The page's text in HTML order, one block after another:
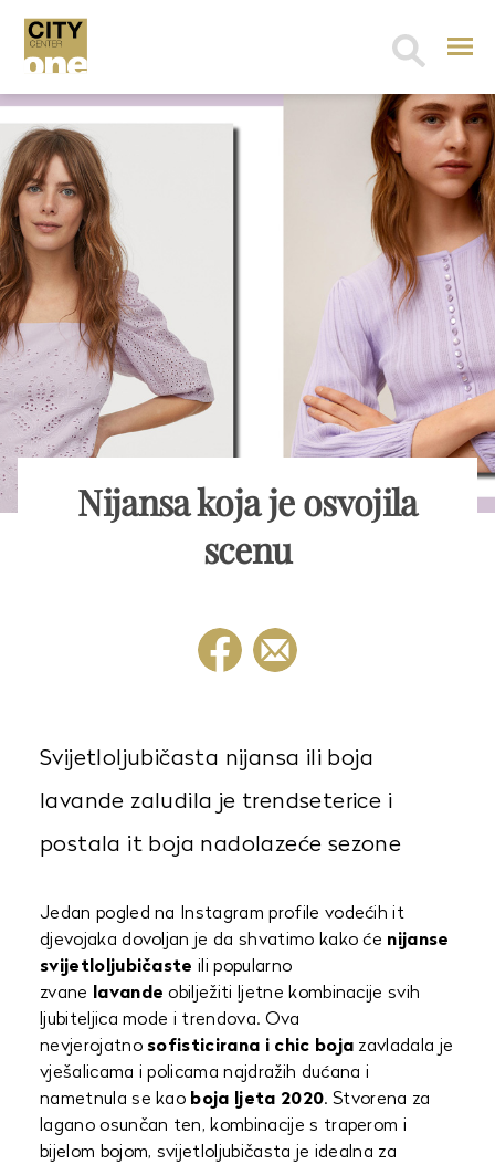
Search
Nijansa koja je osvojila
scenu
Svijetloljubičasta nijansa ili boja
lavande zaludila je trendseterice i
postala it boja nadolazeće sezone
Jedan pogled na Instagram profile vodećih it
djevojaka dovoljan je da shvatimo kako će nijanse
svijetloljubičaste ili popularno
zvane
lavande obilježiti ljetne kombinacije svih
ljubiteljica mode i trendova. Ova
nevjerojatno sofisticirana i chic boja zavladala je
vješalicama i policama najdražih dućana i
nametnula se kao boja ljeta 2020. Stvorena za
lagano osunčan ten, kombinacije s traperom i
bijelom bojom, svijetloljubičasta je idealna za